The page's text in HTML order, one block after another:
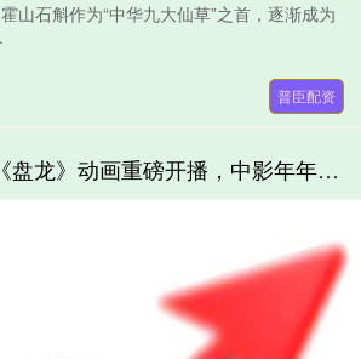
山石斛作为“中华九大仙草”之首，逐渐成为
普臣配资
股窜网配资平台 《盘龙》动画重磅开播，中影年年匠心打造西幻经典IP